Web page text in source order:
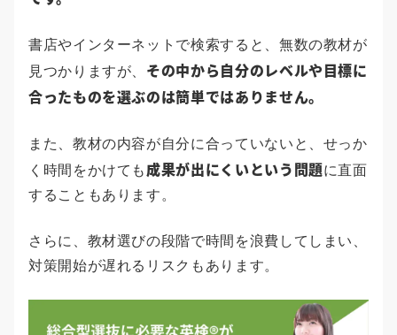
書店やインターネットで検索すると、無数の教材が
見つかりますが、 その中から自分のレベルや目標に
合ったものを選ぶのは簡単ではありません。
また、教材の内容が自分に合っていないと、せっか
く時間をかけても成果が出にくいという問題に直面
することもあります。
さらに、教材選びの段階で時間を浪費してしまい、
対策開始が遅れるリスクもあります。